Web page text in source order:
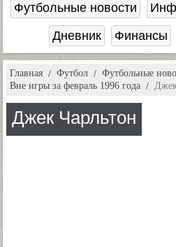
Футбольные новости
Дневник
Финансы
Главная Футбол Футбольные
Вне игры за февраль 1996 года
Джек Чарльтон